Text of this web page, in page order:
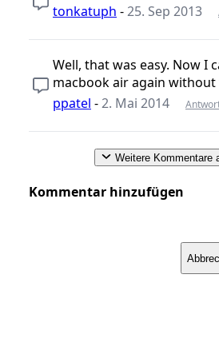
tonkatuph -25. Sep 2013
Well, that was easy. Now I
macbook air again without
ppatel -2. Mai 2014
Weitere Kommentare
Kommentar hinzufügen